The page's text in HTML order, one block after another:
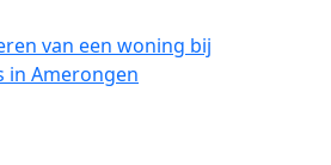
van een woning bij
in Amerongen